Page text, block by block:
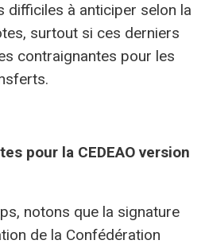
difficiles à anticiper selon la
surtout si ces derniers
contraignantes pour les
pour la CEDEAO version
notons que la signature
de la Confédération